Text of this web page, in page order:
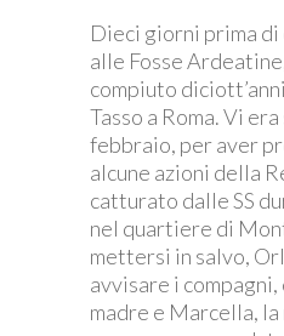
Dieci giorni prima
alle Fosse
compiuto
Tasso a Roma. Vi
febbraio, per aver
alcune azioni della
catturato dalle SS
nel quartiere di
mettersi in salvo,
avvisare i
madre e Marcella, la